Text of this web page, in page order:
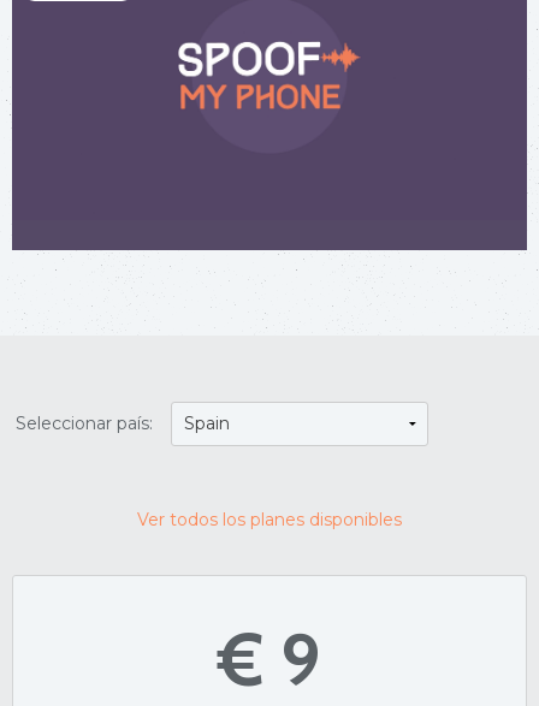
Seleccionar país:
Ver todos los planes disponibles
€ 9